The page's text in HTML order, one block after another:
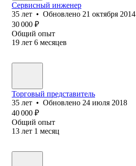
Сервисный инженер
35 лет • Обновлено 21 октября 2014
30 000 ₽
Общий опыт
19 лет 6 месяцев
Торговый представитель
35 лет • Обновлено 24 июля 2018
40 000 ₽
Общий опыт
13 лет 1 месяц